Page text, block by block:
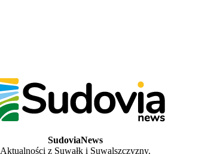
SudoviaNews
Aktualności z Suwałk i Suwalszczyzny.